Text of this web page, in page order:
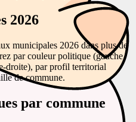
2026
municipales 2026 dans plus de
par couleur politique (gauche,
droite), par profil territorial
de commune.
par commune